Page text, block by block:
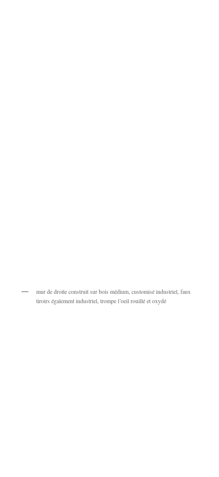
mur de droite construit sur bois médium, customisé industriel, faux
tiroirs également industriel, trompe l’oeil rouillé et oxydé